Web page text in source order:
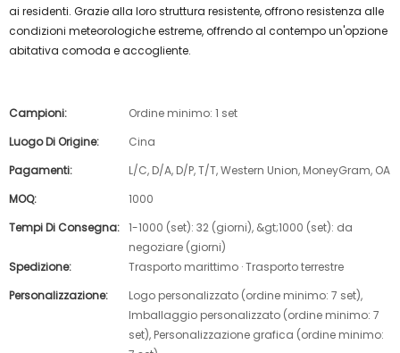
ai residenti. Grazie alla loro struttura resistente, offrono resistenza alle
condizioni meteorologiche estreme, offrendo al contempo un'opzione
abitativa comoda e accogliente.
Campioni:
Ordine minimo: 1 set
Luogo Di Origine:
Cina
Pagamenti:
L/C, D/A, D/P, T/T, Western Union, MoneyGram, OA
MOQ:
1000
Tempi Di Consegna: 1-1000 (set): 32 (giorni), &gt;1000 (set): da
negoziare (giorni)
Spedizione:
Trasporto marittimo · Trasporto terrestre
Personalizzazione:
Logo personalizzato (ordine minimo: 7 set),
Imballaggio personalizzato (ordine minimo: 7
set), Personalizzazione grafica (ordine minimo: